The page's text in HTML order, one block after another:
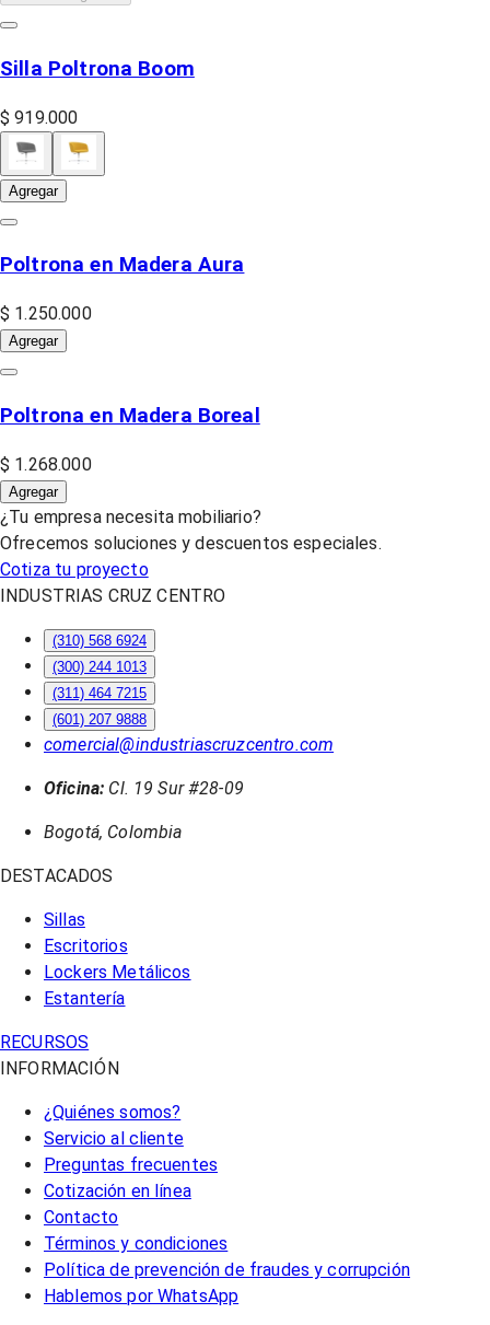
Silla Poltrona Boom
$ 919.000
Agregar
Poltrona en Madera Aura
$ 1.250.000
Agregar
Poltrona en Madera Boreal
$ 1.268.000
Agregar
¿Tu empresa necesita mobiliario?
Ofrecemos soluciones y descuentos especiales.
Cotiza tu proyecto
INDUSTRIAS CRUZ CENTRO
(310) 568 6924
(300) 244 1013
(311) 464 7215
(601) 207 9888
comercial@industriascruzcentro.com
Oficina: Cl. 19 Sur #28-09
Bogotá, Colombia
DESTACADOS
Sillas
Escritorios
Lockers Metálicos
Estantería
RECURSOS
INFORMACIÓN
¿Quiénes somos?
Servicio al cliente
Preguntas frecuentes
Cotización en línea
Contacto
Términos y condiciones
Política de prevención de fraudes y corrupción
Hablemos por WhatsApp